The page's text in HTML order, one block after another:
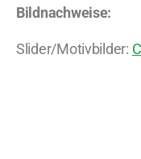
Bildnachweise:
Slider/Motivbilder: